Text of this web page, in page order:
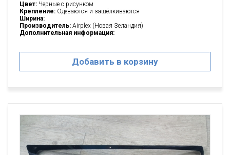
Цвет: Черные с рисунком
Крепление: Одеваются и защёлкиваются
Ширина:
Производитель: Airplex (Новая Зеландия)
Дополнительная информация:
Добавить в корзину